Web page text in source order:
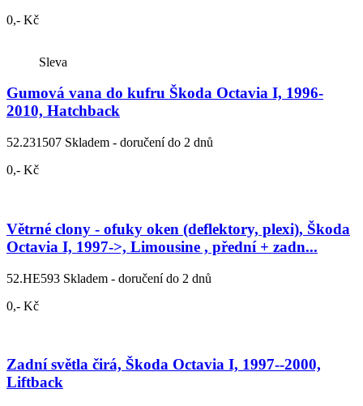
0,- Kč
Sleva
Gumová vana do kufru Škoda Octavia I, 1996-
2010, Hatchback
52.231507 Skladem - doručení do 2 dnů
0,- Kč
Větrné clony - ofuky oken (deflektory, plexi), Škoda
Octavia I, 1997->, Limousine , přední + zadn...
52.HE593 Skladem - doručení do 2 dnů
0,- Kč
Zadní světla čirá, Škoda Octavia I, 1997--2000,
Liftback